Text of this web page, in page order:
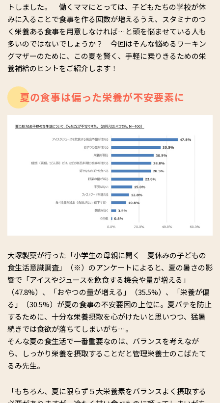
トしました。 働くママにとっては、子どもたちの学校が休
みに入ることで食事を作る回数が増えるうえ、スタミナのつ
く栄養ある食事を用意しなければ…と頭を悩ませている人も
多いのではないでしょうか？ 今回はそんな悩めるワーキン
グマザーのために、この夏を賢く、手軽に乗りきるための栄
養補給のヒントをご紹介します！
夏の食事は偏った栄養が不安要素に
大塚製薬が行った「小学生の母親に聞く 夏休みの子どもの
食生活意識調査」（※）のアンケートによると、夏の暑さの影
響で「アイスやジュースを飲⾷する機会や量が増える」
（47.8%）、「おやつの量が増える」（35.5%）、「栄養が偏
る」（30.5%）が夏の食事の不安要因の上位に。夏バテを防止
するために、十分な栄養摂取を心がけたいと思いつつ、猛暑
続きでは食欲が落ちてしまいがち…。
そんな夏の食生活で一番重要なのは、バランスを考えなが
ら、しっかり栄養を摂取することだと管理栄養士のこばたて
るみ先生。
「もちろん、夏に限らず５大栄養素をバランスよく摂取する